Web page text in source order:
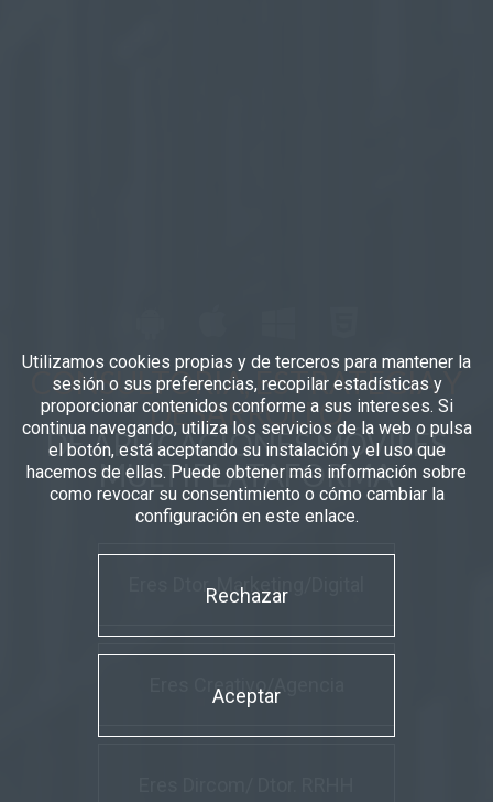
CONSULTORÍA, ESTRATEGIA Y
DESARROLLO
DE APLICACIONES MÓVILES
MULTIPLATAFORMA
Eres Dtor. Marketing/Digital
Eres Creativo/Agencia
Utilizamos cookies propias y de terceros para mantener la
sesión o sus preferencias, recopilar estadísticas y
proporcionar contenidos conforme a sus intereses. Si
continua navegando, utiliza los servicios de la web o pulsa
el botón, está aceptando su instalación y el uso que
hacemos de ellas. Puede obtener más información sobre
como revocar su consentimiento o cómo cambiar la
configuración en este enlace.
Rechazar
Aceptar